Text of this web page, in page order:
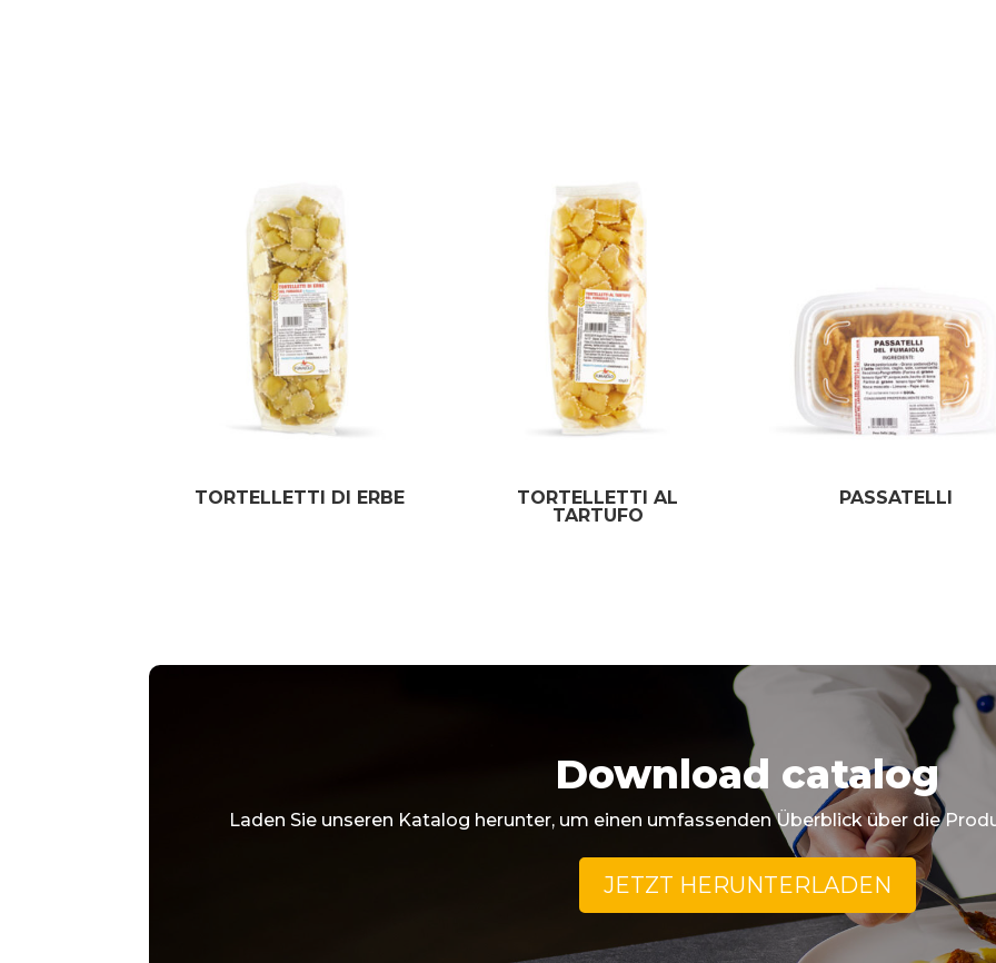
TORTELLETTI DI ERBE
TORTELLETTI AL
TARTUFO
PASSATELLI
Download catalog
Laden Sie unseren Katalog herunter, um einen umfassenden Überblick über die
JETZT HERUNTERLADEN